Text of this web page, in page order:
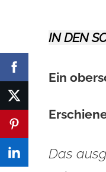
IN DEN
Ein
Das